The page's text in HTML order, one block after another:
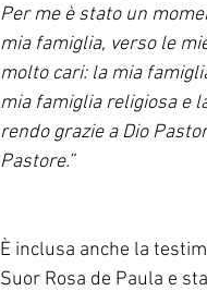
Per me è stato un
mia famiglia, verso le
molto cari: la mia
mia famiglia religiosa e
rendo grazie a Dio
Pastore.”
È inclusa anche la
Suor Rosa de Paula e